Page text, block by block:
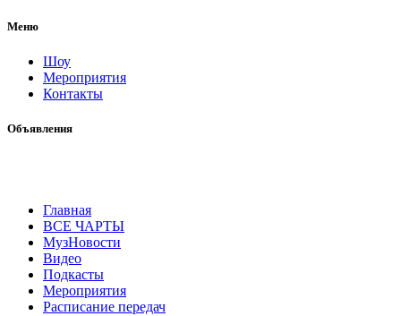
Меню
Шоу
Мероприятия
Контакты
Объявления
Главная
ВСЕ ЧАРТЫ
МузНовости
Видео
Подкасты
Мероприятия
Расписание передач